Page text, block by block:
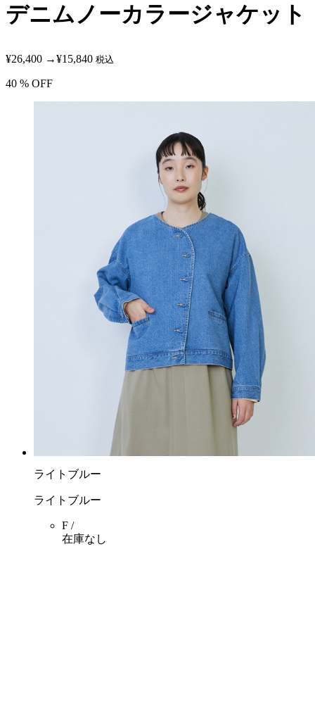
デニムノーカラージャケット
¥26,400 →¥15,840 税込
40 % OFF
ライトブルー
ライトブルー
F /
在庫なし